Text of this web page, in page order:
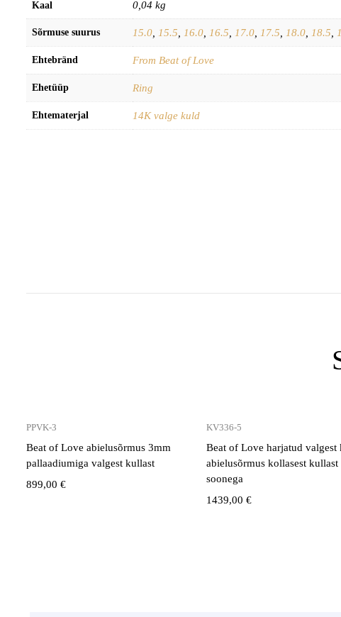
Kaal 0,04 kg
Sõrmuse suurus 15.0 15.5 16.0 16.5 17.0 17.5 18.0 18.5
Ehtebränd From Beat of Love
Ehetüüp Ring
Ehtematerjal 14K valge kuld
PPVK-3
Beat of Love abielusõrmus 3mm
pallaadiumiga valgest kullast
899,00 €
KV336-5
Beat of Love harjatud valgest
abielusõrmus kollasest kullast
soonega
1439,00€